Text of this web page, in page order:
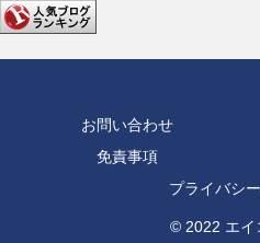
お問い合わせ
免責事項
プライバシ
© 2022 エイ